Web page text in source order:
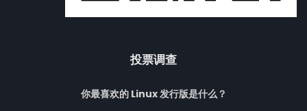
投票调查
你最喜欢的 Linux 发行版是什么？